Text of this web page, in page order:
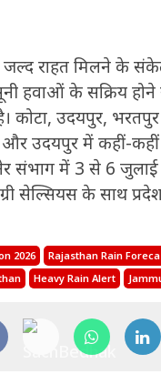
राहत मिलने के
हवाओं के सक्रिय
कोटा, उदयपुर,
उदयपुर में कहीं-कहीं
संभाग में 3 से 6
सेल्सियस के साथ
2026 Rajasthan Rain
Heavy Rain Alert